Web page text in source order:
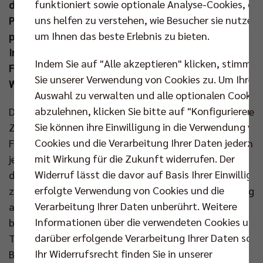
die Hauptstädter und ihre Anhänger vom achten
Pokalsieg am 02. März 2025 gegen die SWD
powervolleys Düren in der SAP Arena träumen.
Informationen zur Fanreise & Tickets im Berliner
Fanblock wird es voraussichtlich noch vor dem
Weihnachtfest geben.
Die BR Volleys ließen früh an diesem Pokalabend keine
Zweifel aufkommen, dass sie mit aller Macht ins
Finale wollten, und warfen sich mit großem Einsatz in
jeden Ball. Joel Banks schickte sein A-Team, zu dem
diesmal Florian Krage anstelle von Matthew Knigge
zählte, auf die Platte und dieses riss das Match zügig
an sich. Nach beherztem Start der Hachinger
besorgte Krage die erste knappe Führung für den
Titelverteidiger (6:5). In der Folge erhöhten die
Berliner erfolgreich den Druck und wandelten die
funktioniert sowie optionale Analyse-Cookies, die
uns helfen zu verstehen, wie Besucher sie nutzen,
um Ihnen das beste Erlebnis zu bieten.
Indem Sie auf "Alle akzeptieren" klicken, stimmen
Sie unserer Verwendung von Cookies zu. Um Ihre
Auswahl zu verwalten und alle optionalen Cookies
abzulehnen, klicken Sie bitte auf "Konfigurieren".
Sie können ihre Einwilligung in die Verwendung
Cookies und die Verarbeitung Ihrer Daten
mit Wirkung für die Zukunft widerrufen. Der
Widerruf lässt die davor auf Basis Ihrer
erfolgte Verwendung von Cookies und die
Verarbeitung Ihrer Daten unberührt. Weitere
Informationen über die verwendeten Cookies und
darüber erfolgende Verarbeitung Ihrer Daten
Ihr Widerrufsrecht finden Sie in unserer